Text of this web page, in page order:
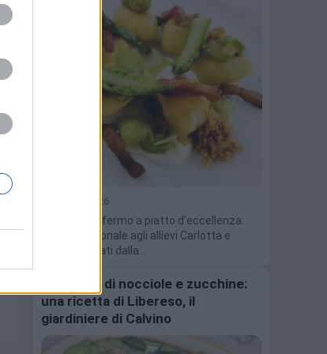
9 Maggio 2026
Dal pane raffermo a piatto d’eccellenza:
premio nazionale agli allievi Carlotta e
Gabriel guidati dalla…
Sformato di nocciole e zucchine:
una ricetta di Libereso, il
giardiniere di Calvino